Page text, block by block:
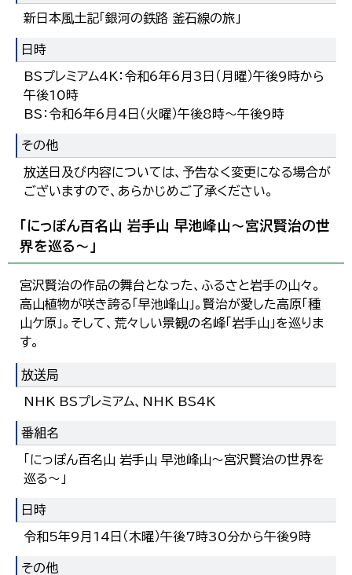
新日本風土記「銀河の鉄路 釜石線の旅」
日時
BSプレミアム4K：令和6年6月3日（月曜）午後9時から
午後10時
BS：令和6年6月4日（火曜）午後8時～午後9時
その他
放送日及び内容については、予告なく変更になる場合が
ございますので、あらかじめご了承ください。
「にっぽん百名山 岩手山 早池峰山～宮沢賢治の世
界を巡る～」
宮沢賢治の作品の舞台となった、ふるさと岩手の山々。
高山植物が咲き誇る「早池峰山」。賢治が愛した高原「種
山ケ原」。そして、荒々しい景観の名峰「岩手山」を巡りま
す。
放送局
NHK BSプレミアム、NHK BS4K
番組名
「にっぽん百名山 岩手山 早池峰山～宮沢賢治の世界を
巡る～」
日時
令和5年9月14日（木曜）午後7時30分から午後9時
その他